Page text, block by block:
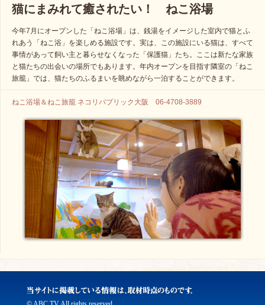
猫にまみれて癒されたい！ ねこ浴場
今年7月にオープンした「ねこ浴場」は、銭湯をイメージした室内で猫とふ
れあう「ねこ浴」を楽しめる施設です。実は、この施設にいる猫は、すべて
事情があって飼い主と暮らせなくなった「保護猫」たち。ここは新たな家族
と猫たちの出会いの場所でもあります。年内オープンを目指す隣室の「ねこ
旅籠」では、猫たちのふるまいを眺めながら一泊することができます。
ねこ浴場＆ねこ旅籠 ネコリパブリック大阪 06-4708-3889